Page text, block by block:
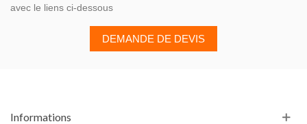
avec le liens ci-dessous
DEMANDE DE DEVIS
Informations